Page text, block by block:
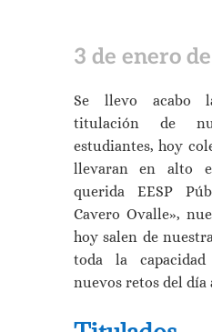
3 de enero
Se llevo acabo
titulación de
estudiantes, hoy
llevaran en alto
querida EESP
Cavero Ovalle»,
hoy salen de
toda la
nuevos retos del día